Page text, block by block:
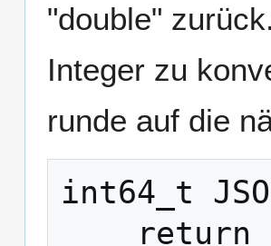
"double"
Integer zu
runde auf die
int64_t